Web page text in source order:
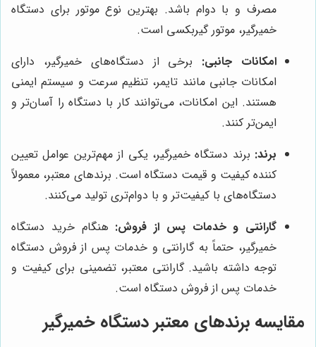
مصرف و با دوام باشد. بهترین نوع موتور برای دستگاه
خمیرگیر، موتور گیربکسی است.
امکانات جانبی: برخی از دستگاه‌های خمیرگیر، دارای
امکانات جانبی مانند تایمر، تنظیم سرعت و سیستم ایمنی
هستند. این امکانات، می‌توانند کار با دستگاه را آسان‌تر و
ایمن‌تر کنند.
برند: برند دستگاه خمیرگیر، یکی از مهم‌ترین عوامل تعیین
کننده کیفیت و قیمت دستگاه است. برندهای معتبر، معمولاً
دستگاه‌های با کیفیت‌تر و با دوام‌تری تولید می‌کنند.
گارانتی و خدمات پس از فروش: هنگام خرید دستگاه
خمیرگیر، حتماً به گارانتی و خدمات پس از فروش دستگاه
توجه داشته باشید. گارانتی معتبر، تضمینی برای کیفیت و
خدمات پس از فروش دستگاه است.
مقایسه برندهای معتبر دستگاه خمیرگیر